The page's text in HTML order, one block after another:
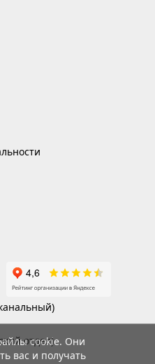
отдел)
cookie. Они
вас и получать